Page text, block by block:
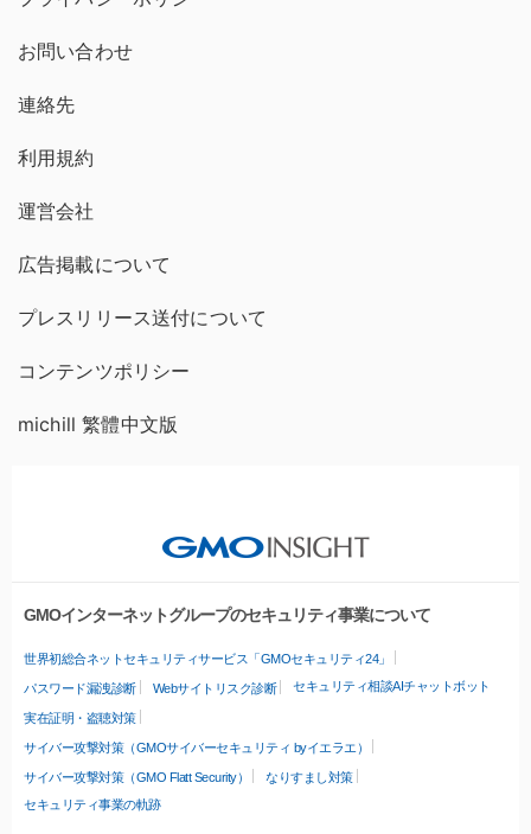
お問い合わせ
連絡先
利用規約
運営会社
広告掲載について
プレスリリース送付について
コンテンツポリシー
michill 繁體中文版
GMOインターネットグループのセキュリティ事業について
世界初総合ネットセキュリティサービス「GMOセキュリティ24」
パスワード漏洩診断 Webサイトリスク診断 セキュリティ相談AIチャットボット
実在証明・盗聴対策
サイバー攻撃対策（GMOサイバーセキュリティ byイエラエ）
サイバー攻撃対策（GMO Flatt Security）
なりすまし対策
セキュリティ事業の軌跡